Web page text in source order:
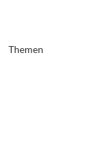
Themen